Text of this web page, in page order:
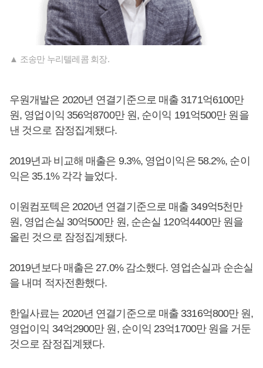
▲ 조송만 누리텔레콤 회장.
우원개발은 2020년 연결기준으로 매출 3171억6100만
원, 영업이익 356억8700만 원, 순이익 191억500만 원을
낸 것으로 잠정집계됐다.
2019년과 비교해 매출은 9.3%, 영업이익은 58.2%, 순이
익은 35.1% 각각 늘었다.
이원컴포텍은 2020년 연결기준으로 매출 349억5천만
원, 영업손실 30억500만 원, 순손실 120억4400만 원을
올린 것으로 잠정집계됐다.
2019년보다 매출은 27.0% 감소했다. 영업손실과 순손실
을 내며 적자전환했다.
한일사료는 2020년 연결기준으로 매출 3316억800만 원,
영업이익 34억2900만 원, 순이익 23억1700만 원을 거둔
것으로 잠정집계됐다.